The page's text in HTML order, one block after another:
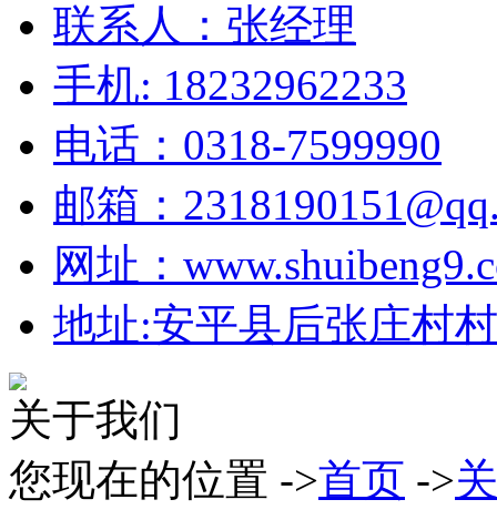
联系人：张经理
手机: 18232962233
电话：0318-7599990
邮箱：
网址：
地址:安平县后张庄村
关于我们
您现在的位置 ->首页 ->